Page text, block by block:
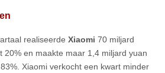
realiseerde Xiaomi 70 miljard
20% en maakte maar 1,4 miljard yuan
Xiaomi verkocht een kwart minder